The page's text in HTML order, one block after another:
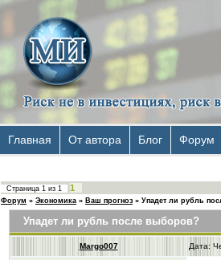
Главная От автора Блог Форум
Страница 1 из 1 1
Форум » Экономика » Ваш прогноз » Упадет ли рубль
Упадет ли рубль после выборов?
Margo007 Дата: